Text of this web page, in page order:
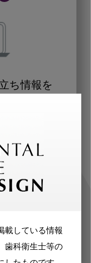
載している情報
歯科衛生士等の
ち情報を
科医師、歯
合わせた内
けします。